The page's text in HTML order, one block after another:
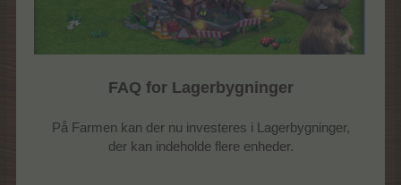
FAQ for Lagerbygninger
På Farmen kan der nu investeres i Lagerbygninger,
der kan indeholde flere enheder.